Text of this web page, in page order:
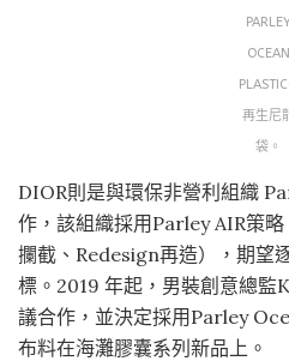
OCEAN
再生尼
袋。
DIOR則是與環保非營利組織
作，該組織採用Parley AIR策
攔截、Redesign再造），期望
標。2019 年起，男裝創意總監
議合作，並決定採用Parley
布料在海灘膠囊系列新品上。